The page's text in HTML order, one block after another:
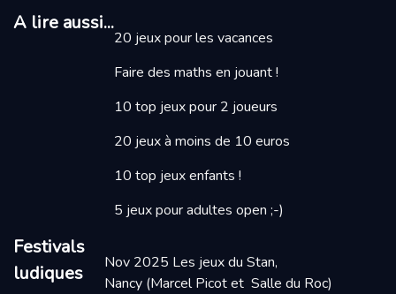
A lire aussi...
20 jeux pour les vacances
Faire des maths en jouant!
10 top jeux pour 2 joueurs
20 jeux à moins de 10 euros
10 top jeux enfants !
5 jeux pour adultes open ;-)
Festivals
ludiques
Nov 2025 Les jeux du Stan,
Nancy(Marcel Picot et Salle du Roc)